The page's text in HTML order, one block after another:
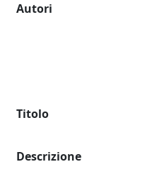
Autori
Titolo
Descrizione